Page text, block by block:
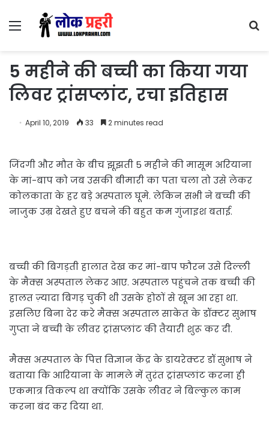
Menu
5 महीने की बच्ची का किया गया
लिवर ट्रांसप्लांट, रचा इतिहास
April 10, 2019 33 2 minutes read
जिंदगी और मौत के बीच झूझती 5 महीने की मासूम अरियाना
के मां-बाप को जब उसकी बीमारी का पता चला तो उसे लेकर
कोलकाता के हर बड़े अस्पताल घूमे. लेकिन सभी ने बच्ची की
नाजुक उम्र देखते हुए बचने की बहुत कम गुंजाइश बताई.
बच्ची की बिगड़ती हालात देख कर मां-बाप फौरन उसे दिल्ली
के मैक्स अस्पताल लेकर आए. अस्पताल पहुंचने तक बच्ची की
हालत ज़्यादा बिगड़ चुकी थी उसके होठों से खून आ रहा था.
इसलिए बिना देर करे मैक्स अस्पताल साकेत के डॉक्टर सुभाष
गुप्ता ने बच्ची के लीवर ट्रांसप्लांट की तैयारी शुरू कर दी.
मैक्स अस्पताल के पित्त विज्ञान केंद्र के डायरेक्टर डॉ सुभाष ने
बताया कि आरियाना के मामले में तुरंत ट्रांसप्लांट करना ही
एकमात्र विकल्प था क्योंकि उसके लीवर ने बिल्कुल काम
करना बंद कर दिया था.